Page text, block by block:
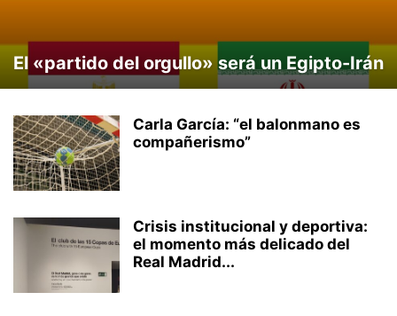
El «partido del orgullo» será un Egipto-Irán
Carla García: “el balonmano es
compañerismo”
Crisis institucional y deportiva:
el momento más delicado del
Real Madrid...